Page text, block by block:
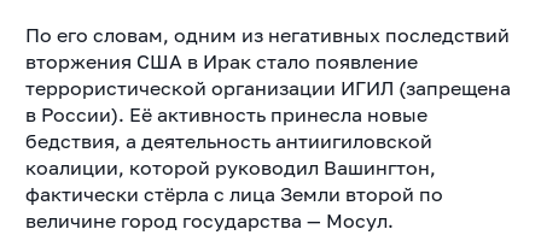
По его словам, одним из негативных последствий
вторжения США в Ирак стало появление
террористической организации ИГИЛ (запрещена
в России). Её активность принесла новые
бедствия, а деятельность антиигиловской
коалиции, которой руководил Вашингтон,
фактически стёрла с лица Земли второй по
величине город государства — Мосул.